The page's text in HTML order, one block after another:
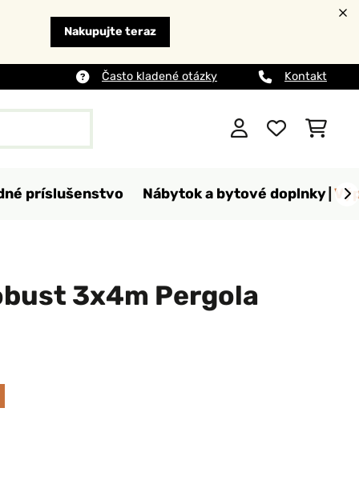
Nakupujte teraz
Často kladené otázky Kontakt
príslušenstvo Nábytok a bytové doplnky
3x4m Pergola